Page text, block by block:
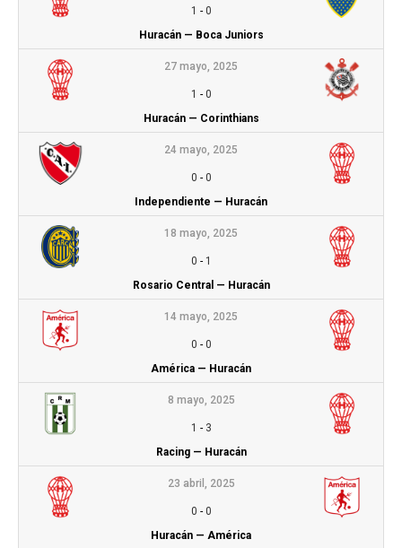
1 - 0
Huracán — Boca Juniors
27 mayo, 2025
1 - 0
Huracán — Corinthians
24 mayo, 2025
0 - 0
Independiente — Huracán
18 mayo, 2025
0 - 1
Rosario Central — Huracán
14 mayo, 2025
0 - 0
América — Huracán
8 mayo, 2025
1 - 3
Racing — Huracán
23 abril, 2025
0 - 0
Huracán — América